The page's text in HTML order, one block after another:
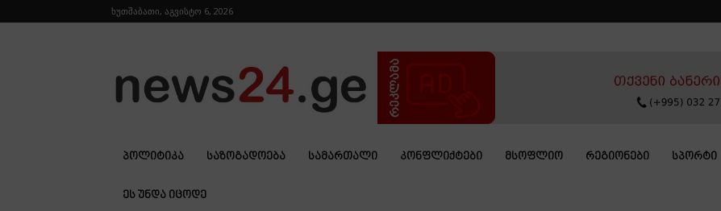
ხუთშაბათი, აგვისტო 6, 2026
ᲞᲝᲚᲘᲢᲘᲙᲐ ᲡᲐᲖᲝᲒᲐᲓᲝᲔᲑᲐ ᲡᲐᲛᲐᲠᲗᲐᲚᲘ ᲙᲝᲜᲤᲚᲘᲥᲢᲔᲑᲘ ᲛᲡᲝᲤᲚᲘᲝ ᲠᲔᲒᲘᲝᲜᲔᲑᲘ ᲡᲞᲝᲠᲢᲘ
ᲔᲡ ᲣᲜᲓᲐ ᲘᲪᲝᲓᲔ